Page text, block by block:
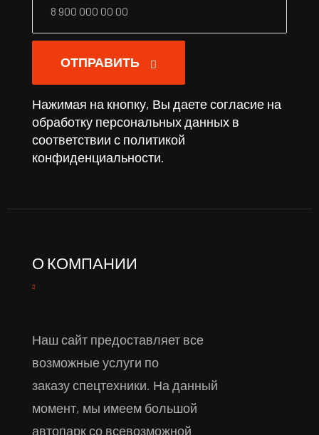
ОТПРАВИТЬ
Нажимая на кнопку, Вы даете согласие на
обработку персональных данных в
соответствии с политикой
конфиденциальности.
О КОМПАНИИ
Наш сайт предоставляет все
возможные услуги по
заказу спецтехники. На данный
момент, мы имеем большой
автопарк со всевозможной